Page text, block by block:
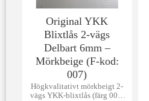
Original YKK
Blixtlås 2-vägs
Delbart 6mm –
Mörkbeige (F-kod:
007)
Högkvalitativt mörkbeigt 2-
vägs YKK-blixtlås (färg 007)